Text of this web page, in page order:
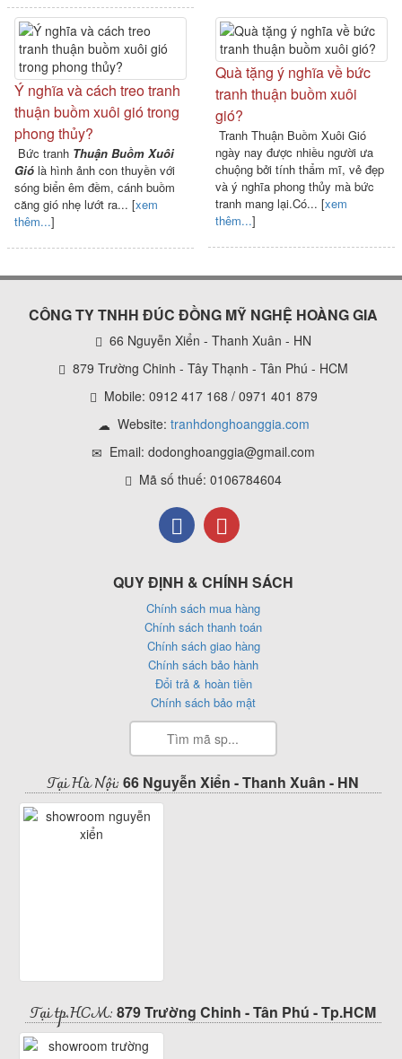
Ý nghĩa và cách treo tranh
thuận buồm xuôi gió trong
phong thủy?
Bức tranh Thuận Buồm Xuôi
Gió là hình ảnh con thuyền với
sóng biển êm đềm, cánh buồm
căng gió nhẹ lướt ra... [xem
thêm...]
Quà tặng ý nghĩa về bức
tranh thuận buồm xuôi
gió?
Tranh Thuận Buồm Xuôi Gió
ngày nay được nhiều người ưa
chuộng bởi tính thẩm mĩ, vẻ đẹp
và ý nghĩa phong thủy mà bức
tranh mang lại.Có... [xem
thêm...]
CÔNG TY TNHH ĐÚC ĐỒNG MỸ NGHỆ HOÀNG GIA
66 Nguyễn Xiển - Thanh Xuân - HN
879 Trường Chinh - Tây Thạnh - Tân Phú - HCM
Mobile: 0912 417 168 / 0971 401 879
Website: tranhdonghoanggia.com
Email: dodonghoanggia@gmail.com
Mã số thuế: 0106784604
QUY ĐỊNH & CHÍNH SÁCH
Chính sách mua hàng
Chính sách thanh toán
Chính sách giao hàng
Chính sách bảo hành
Đổi trả & hoàn tiền
Chính sách bảo mật
Tại Hà Nội: 66 Nguyễn Xiển - Thanh Xuân - HN
Tại tp.HCM: 879 Trường Chinh - Tân Phú - Tp.HCM